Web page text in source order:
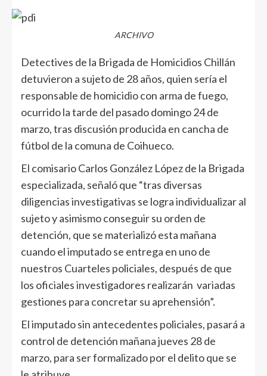
ARCHIVO
Detectives de la Brigada de Homicidios Chillán
detuvieron a sujeto de 28 años, quien sería el
responsable de homicidio con arma de fuego,
ocurrido la tarde del pasado domingo 24 de
marzo, tras discusión producida en cancha de
fútbol de la comuna de Coihueco.
El comisario Carlos González López de la Brigada
especializada, señaló que “tras diversas
diligencias investigativas se logra individualizar al
sujeto y asimismo conseguir su orden de
detención, que se materializó esta mañana
cuando el imputado se entrega en uno de
nuestros Cuarteles policiales, después de que
los oficiales investigadores realizarán variadas
gestiones para concretar su aprehensión”.
El imputado sin antecedentes policiales, pasará a
control de detención mañana jueves 28 de
marzo, para ser formalizado por el delito que se